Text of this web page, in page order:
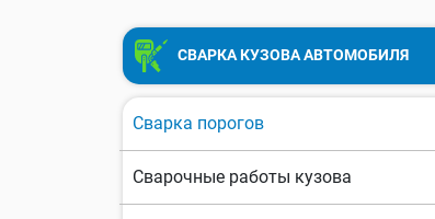
СВАРКА КУЗОВА АВТОМОБИЛЯ
Сварка порогов
Сварочные работы кузова